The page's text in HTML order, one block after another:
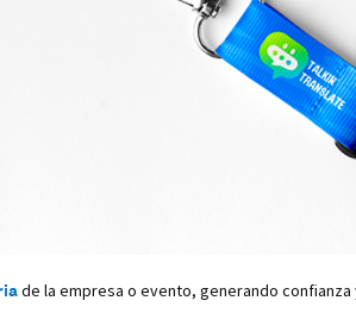
de la empresa o evento, generando